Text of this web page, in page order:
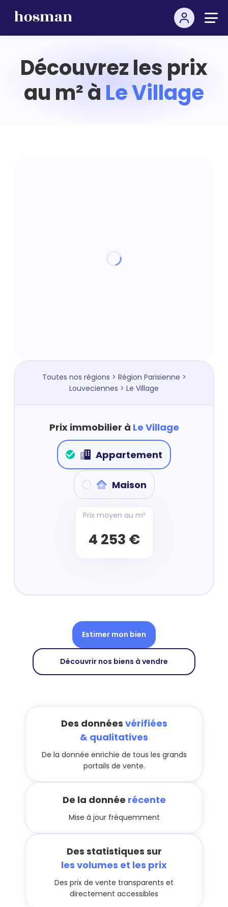
Découvrez les prix
au m² à Le Village
Toutes nos régions > Région Parisienne >
Louveciennes > Le Village
Prix immobilier à Le Village
Appartement
Maison
Prix moyen au m²
4 253 €
Estimer mon bien
Découvrir nos biens à vendre
Des données vérifiées
& qualitatives
De la donnée enrichie de tous les grands
portails de vente.
De la donnée récente
Mise à jour fréquemment
Des statistiques sur
les volumes et les prix
Des prix de vente transparents et
directement accessibles